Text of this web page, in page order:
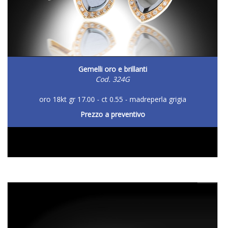
Gemelli oro e brillanti
Cod. 324G
oro 18kt gr 17.00 - ct 0.55 - madreperla grigia
Prezzo a preventivo